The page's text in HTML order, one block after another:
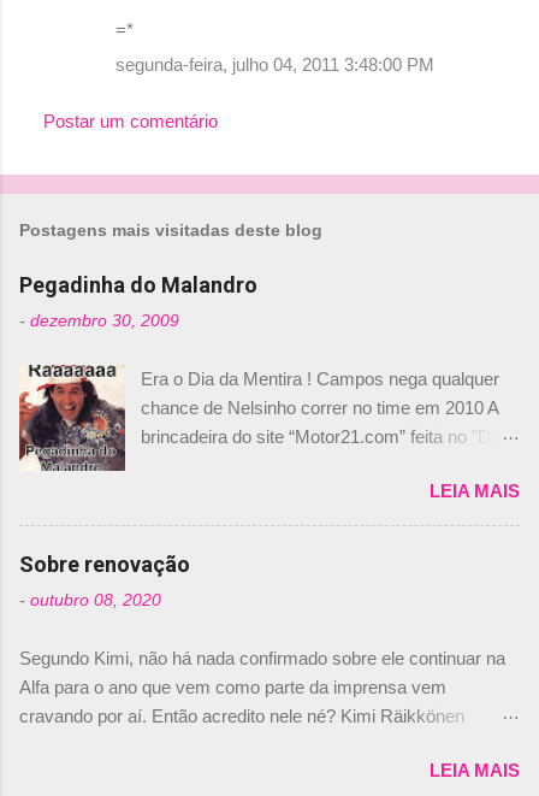
=*
segunda-feira, julho 04, 2011 3:48:00 PM
Postar um comentário
Postagens mais visitadas deste blog
Pegadinha do Malandro
- dezembro 30, 2009
Era o Dia da Mentira ! Campos nega qualquer
chance de Nelsinho correr no time em 2010 A
brincadeira do site “Motor21.com” feita no "Día
de abril –, afirmando que Nelson Piquet havia
comprado 15% das ações da Campos, dando,
com isso, um lugar no time a Nelsinho Piquet,
foi esclarecida de uma vez por todas por
Daniele Audetto, diretor da escuderia. O
não será o companheiro de Bruno Senna em
2010. "Na verdade, nós recebemos uma oferta
de Piquet", admitiu Audetto. “Mas depois de ter
dois brasileiros”, explicou, dizendo ainda que
LEIA MAIS
Sobre renovação
- outubro 08, 2020
Segundo Kimi, não há nada confirmado sobre ele continuar na
Alfa para o ano que vem como parte da imprensa vem
cravando por aí. Então acredito nele né? Kimi Räikkönen
truth but I’ve never had an option in my contract so that’sLEIA MAIS